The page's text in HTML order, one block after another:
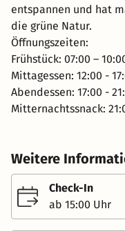
entspannen und hat
die grüne Natur.
Öffnungszeiten:
Frühstück: 07:00 –
Mittagessen: 12:00 -
Abendessen: 17:00 -
Mitternachtssnack:
Weitere
Check-In
ab 15:00 Uhr